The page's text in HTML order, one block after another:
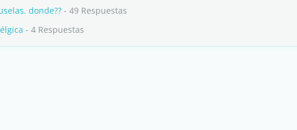
donde?? - 49 Respuestas
- 4 Respuestas